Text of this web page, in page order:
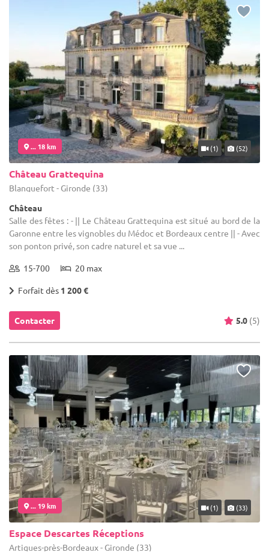
... 18 km (1) (52)
Château Grattequina
Blanquefort - Gironde (33)
Château
Salle des fêtes : - || Le Château Grattequina est situé au bord de la
Garonne entre les vignobles du Médoc et Bordeaux centre || - Avec
son ponton privé, son cadre naturel et sa vue ...
15-700 20 max
Forfait dès 1 200 €
Contacter 5.0 (5)
... 19 km (1) (33)
Espace Descartes Réceptions
Artigues-près-Bordeaux - Gironde (33)